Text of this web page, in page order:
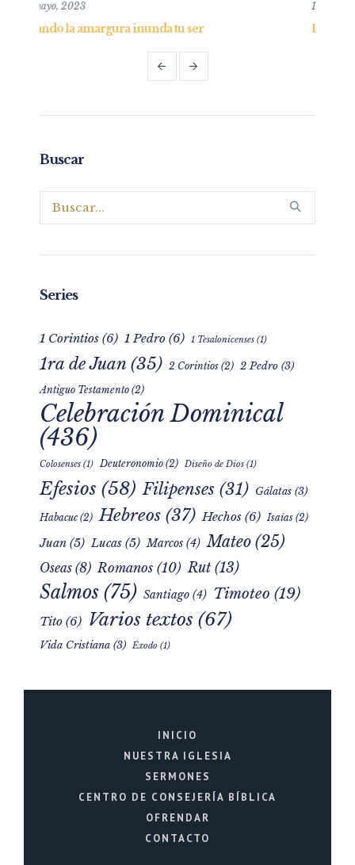
La Verdad en la agonía
Buscar
Series
1 Corintios (6) 1 Pedro (6) 1 Tesalonicenses (1)
1ra de Juan (35) 2 Corintios (2) 2 Pedro (3)
Antiguo Testamento (2)
Celebración Dominical
(436)
Colosenses (1) Deuteronomio (2) Diseño de Dios (1)
Efesios (58) Filipenses (31) Gálatas (3)
Habacuc (2) Hebreos (37) Hechos (6) Isaías (2)
Juan (5) Lucas (5) Marcos (4) Mateo (25)
Oseas (8) Romanos (10) Rut(13)
Salmos (75) Santiago (4) Timoteo (19)
Tito (6) Varios textos (67)
Vida Cristiana (3) Éxodo (1)
INICIO
NUESTRA IGLESIA
SERMONES
CENTRO DE CONSEJERÍA BÍBLICA
OFRENDAR
CONTACTO